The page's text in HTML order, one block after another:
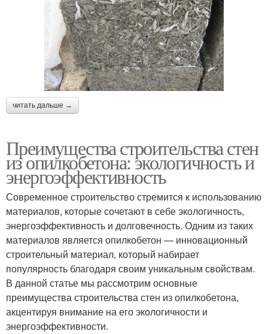
читать дальше →
Преимущества строительства стен
из опилкобетона: экологичность и
энергоэффективность
Современное строительство стремится к использованию
материалов, которые сочетают в себе экологичность,
энергоэффективность и долговечность. Одним из таких
материалов является опилкобетон — инновационный
строительный материал, который набирает
популярность благодаря своим уникальным свойствам.
В данной статье мы рассмотрим основные
преимущества строительства стен из опилкобетона,
акцентируя внимание на его экологичности и
энергоэффективности.